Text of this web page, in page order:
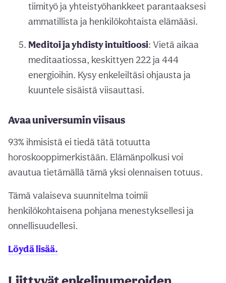
tiimityö ja yhteistyöhankkeet parantaaksesi
ammatillista ja henkilökohtaista elämääsi.
Meditoi ja yhdisty intuitioosi: Vietä aikaa
meditaatiossa, keskittyen 222 ja 444
energioihin. Kysy enkeleiltäsi ohjausta ja
kuuntele sisäistä viisauttasi.
Avaa universumin viisaus
93% ihmisistä ei tiedä tätä totuutta
horoskooppimerkistään. Elämänpolkusi voi
avautua tietämällä tämä yksi olennaisen totuus.
Tämä valaiseva suunnitelma toimii
henkilökohtaisena pohjana menestyksellesi ja
onnellisuudellesi.
Löydä lisää.